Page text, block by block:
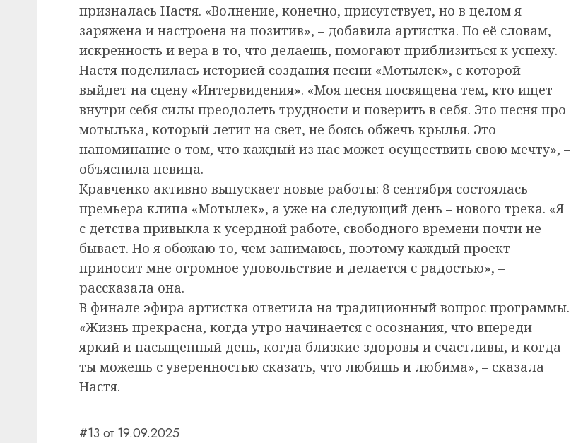
призналась Настя. «Волнение, конечно, присутствует, но в целом я
заряжена и настроена на позитив», – добавила артистка. По её словам,
искренность и вера в то, что делаешь, помогают приблизиться к успеху.
Настя поделилась историей создания песни «Мотылек», с которой
выйдет на сцену «Интервидения». «Моя песня посвящена тем, кто ищет
внутри себя силы преодолеть трудности и поверить в себя. Это песня про
мотылька, который летит на свет, не боясь обжечь крылья. Это
напоминание о том, что каждый из нас может осуществить свою мечту», –
объяснила певица.
Кравченко активно выпускает новые работы: 8 сентября состоялась
премьера клипа «Мотылек», а уже на следующий день – нового трека. «Я
с детства привыкла к усердной работе, свободного времени почти не
бывает. Но я обожаю то, чем занимаюсь, поэтому каждый проект
приносит мне огромное удовольствие и делается с радостью», –
рассказала она.
В финале эфира артистка ответила на традиционный вопрос программы.
«Жизнь прекрасна, когда утро начинается с осознания, что впереди
яркий и насыщенный день, когда близкие здоровы и счастливы, и когда
ты можешь с уверенностью сказать, что любишь и любима», – сказала
Настя.
#13 от 19.09.2025